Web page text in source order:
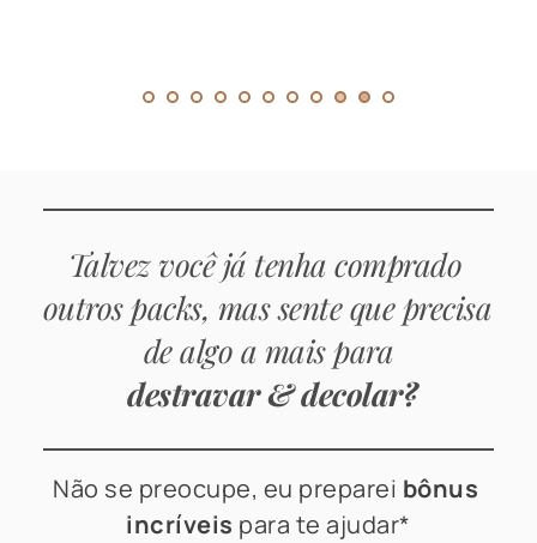
Talvez você já tenha comprado
outros packs, mas sente que precisa
de algo a mais para
destravar & decolar?
Não se preocupe, eu preparei bônus
incríveis para te ajudar*